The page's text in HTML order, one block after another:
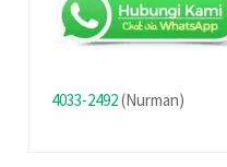
4033-2492(Nurman)